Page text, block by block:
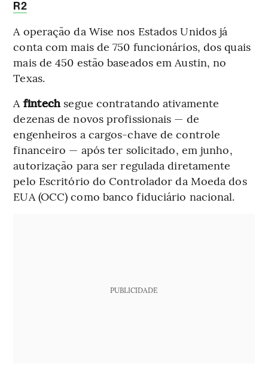
R2
A operação da Wise nos Estados Unidos já
conta com mais de 750 funcionários, dos quais
mais de 450 estão baseados em Austin, no
Texas.
A fintech segue contratando ativamente
dezenas de novos profissionais — de
engenheiros a cargos-chave de controle
financeiro — após ter solicitado, em junho,
autorização para ser regulada diretamente
pelo Escritório do Controlador da Moeda dos
EUA (OCC) como banco fiduciário nacional.
PUBLICIDADE